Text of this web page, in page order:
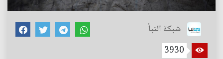
شبكة النبأ
3930